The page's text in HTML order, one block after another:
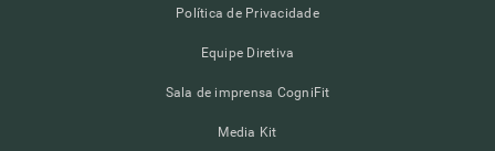
Política de Privacidade
Equipe Diretiva
Sala de imprensa CogniFit
Media Kit